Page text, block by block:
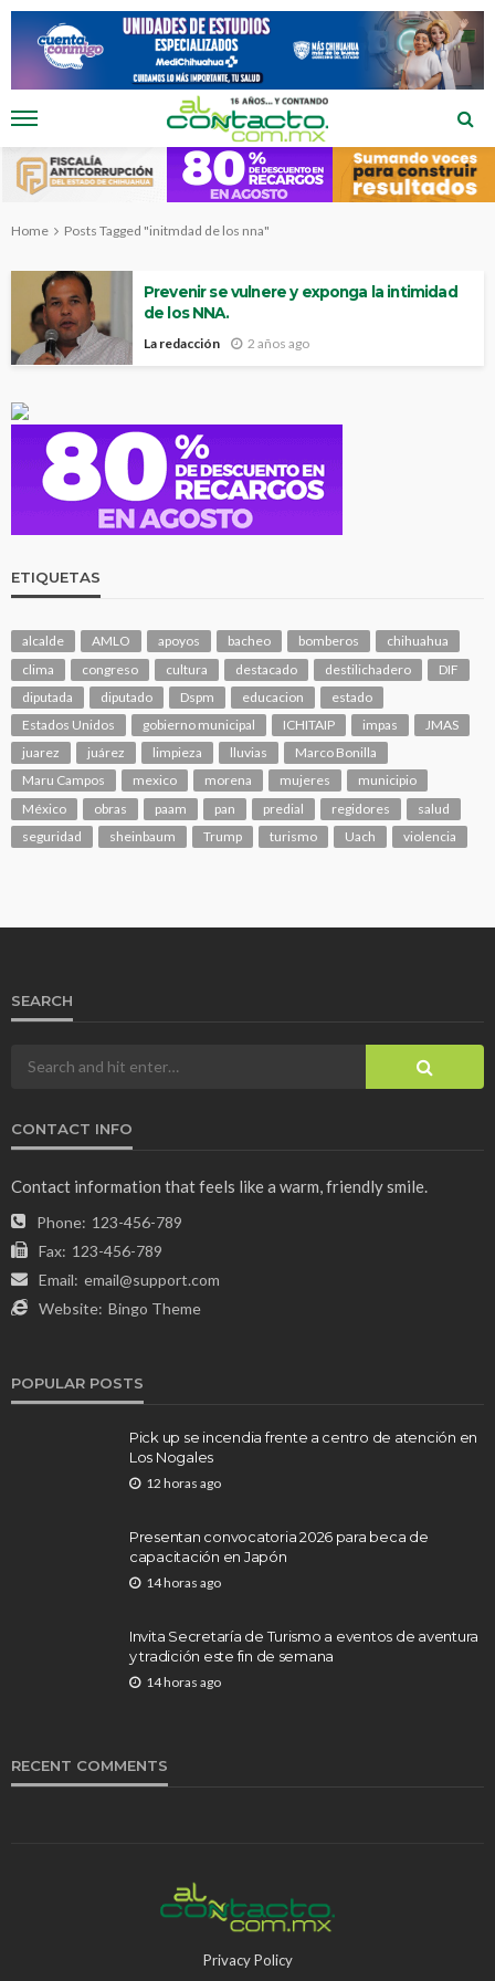
Home Posts Tagged "initmdad de los nna"
Prevenir se vulnere y exponga la intimidad
de los NNA.
La redacción 2 años ago
ETIQUETAS
alcalde AMLO apoyos bacheo bomberos
chihuahua
clima
congreso cultura destacado destilichadero
DIF
diputada
diputado Dspm educacion
estado
Estados Unidos
gobierno municipal ICHITAIP impas
JMAS
juarez
juárez limpieza lluvias
Marco Bonilla
Maru Campos
mexico morena mujeres
municipio
México
obras paam pan predial regidores
salud
seguridad
sheinbaum Trump turismo Uach violencia
SEARCH
CONTACT INFO
Contact information that feels like a warm, friendly smile.
Phone: 123-456-789
Fax: 123-456-789
Email: email@support.com
Website: Bingo Theme
POPULAR POSTS
Pick up se incendia frente a centro de atención en
Los Nogales
12 horas ago
Presentan convocatoria 2026 para beca de
capacitación en Japón
14 horas ago
Invita Secretaría de Turismo a eventos de aventura
y tradición este fin de semana
14 horas ago
RECENT COMMENTS
Privacy Policy